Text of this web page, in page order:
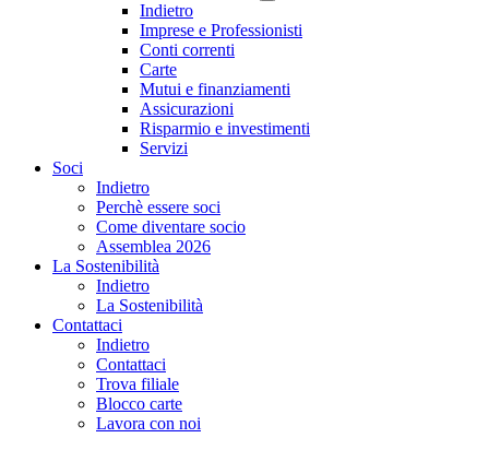
Indietro
Imprese e Professionisti
Conti correnti
Carte
Mutui e finanziamenti
Assicurazioni
Risparmio e investimenti
Servizi
Soci
Indietro
Perchè essere soci
Come diventare socio
Assemblea 2026
La Sostenibilità
Indietro
La Sostenibilità
Contattaci
Indietro
Contattaci
Trova filiale
Blocco carte
Lavora con noi